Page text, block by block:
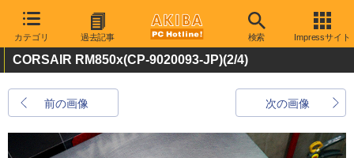
カテゴリ 過去記事 検索 Impressサイト
CORSAIR RM850x(CP-9020093-JP)(2/4)
前の画像 次の画像